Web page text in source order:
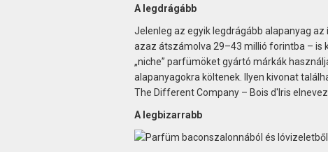
A legdrágább
Jelenleg az egyik legdrágább alapanyag
azaz átszámolva 29–43 millió forintba – is
„niche” parfümöket gyártó márkák
alapanyagokra költenek. Ilyen kivonat
The Different Company – Bois d'Iris
A legbizarrabb